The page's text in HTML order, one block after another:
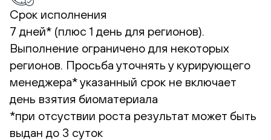
Срок исполнения
7 дней* (плюс 1 день для регионов).
Выполнение ограничено для некоторых
регионов. Просьба уточнять у курирующего
менеджера*указанный срок не включает
день взятия биоматериала
*при отсуствии роста результат может быть
выдан до 3 суток